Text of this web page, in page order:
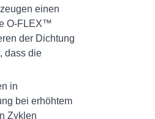
einen
O-FLEX™
der Dichtung
dass die
in
bei erhöhtem
Zyklen